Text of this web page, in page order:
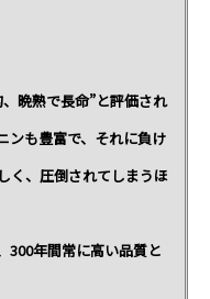
晩熟で長命”と評価され
ンも豊富で、それに負け
く、圧倒されてしまうほ
300年間常に高い品質と